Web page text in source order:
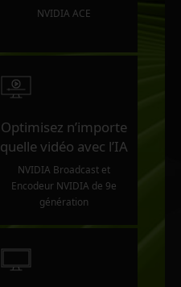
NVIDIA ACE
Optimisez n’importe
quelle vidéo avec l’IA
NVIDIA Broadcast et
Encodeur NVIDIA de 9e
génération